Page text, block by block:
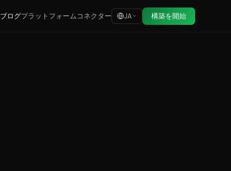
ブログプラットフォーム コネクター JA 構築を開始